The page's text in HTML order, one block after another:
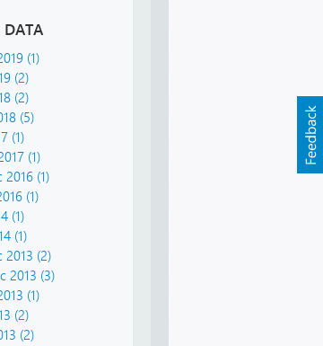
DATA
(1)
(2)
(2)
(5)
(1)
(1)
2016 (1)
(1)
(1)
(1)
2013 (2)
2013 (3)
(1)
(2)
(2)